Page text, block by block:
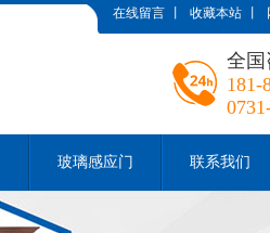
在线留言 收藏本站
全国
181-
玻璃感应门 联系我们